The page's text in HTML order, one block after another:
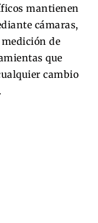
mantienen
cámaras,
medición de
que
cambio